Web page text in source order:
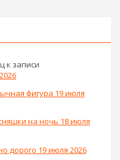
к записи
фигура 19 июля
на ночь 18 июля
дорого 19 июля 2026